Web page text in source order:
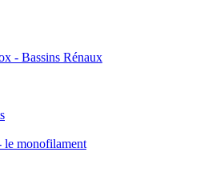
- Bassins Rénaux
le monofilament